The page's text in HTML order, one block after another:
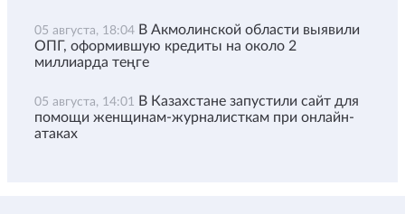
05 августа, 18:04 В Акмолинской области выявили
ОПГ, оформившую кредиты на около 2
миллиарда теңге
05 августа, 14:01 В Казахстане запустили сайт для
помощи женщинам-журналисткам при онлайн-
атаках